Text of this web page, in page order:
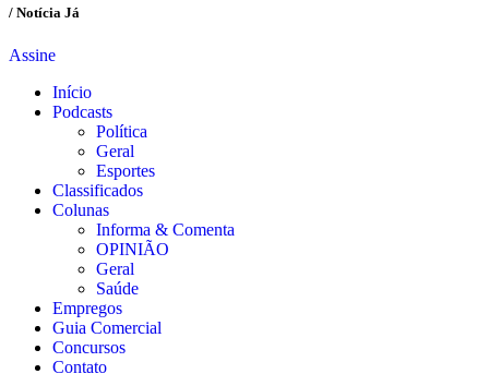
/ Notícia Já
Assine
Início
Podcasts
Política
Geral
Esportes
Classificados
Colunas
Informa & Comenta
OPINIÃO
Geral
Saúde
Empregos
Guia Comercial
Concursos
Contato